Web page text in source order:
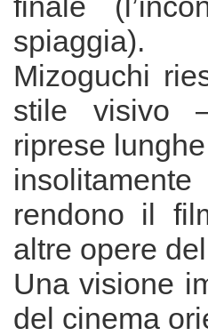
spiaggia).
Mizoguchi
stile visivo
riprese
rendono il
altre opere
Una visione
del cinema